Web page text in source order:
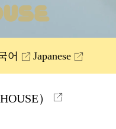
어 Japanese
）